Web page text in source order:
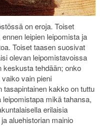
on eroja. Toiset
leipien leipomista ja
Toiset taasen suosivat
olevan leipomistavoissa
tehdään; onko
vain pieni
tasapintainen kakko on tuttu
mikä tahansa,
erilaisia
aluehistorian mainio